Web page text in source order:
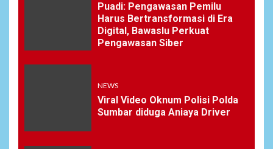
Puadi: Pengawasan Pemilu
Harus Bertransformasi di Era
Digital, Bawaslu Perkuat
Pengawasan Siber
NEWS
Viral Video Oknum Polisi Polda
Sumbar diduga Aniaya Driver